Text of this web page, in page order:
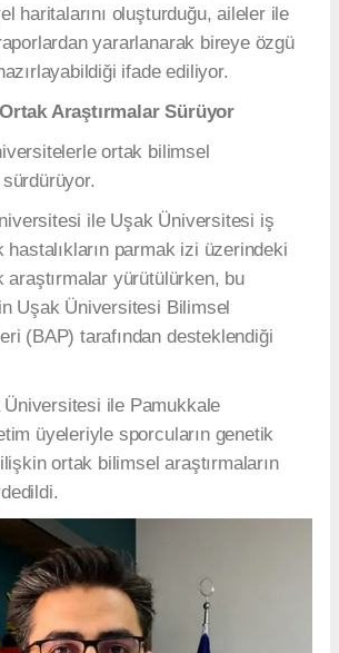
haritalarını oluşturduğu, aileler ile
yararlanarak bireye özgü
ifade ediliyor.
Araştırmalar Sürüyor
ortak bilimsel
sürdürüyor.
ile Uşak Üniversitesi iş
hastalıkların parmak izi üzerindeki
araştırmalar yürütülürken, bu
Uşak Üniversitesi Bilimsel
(BAP) tarafından desteklendiği
Üniversitesi ile Pamukkale
üyeleriyle sporcuların genetik
ortak bilimsel araştırmaların